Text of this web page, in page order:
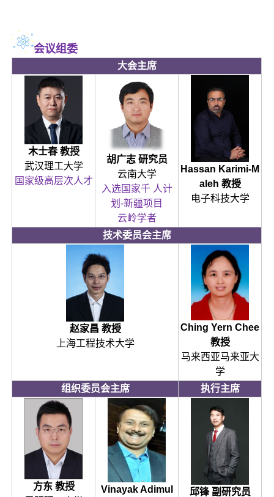
会议组委
大会主席
木士春 教授
武汉理工大学
国家级高层次人才
胡广志 研究员
云南大学
入选国家千 人计
划-新疆项目
云岭学者
Hassan Karimi-M
aleh 教授
电子科技大学
技术委员会主席
赵家昌 教授
上海工程技术大学
Ching Yern Chee
教授
马来西亚马来亚大
学
组织委员会主席
执行主席
方东 教授
Vinayak Adimul 邱锋 副研究员